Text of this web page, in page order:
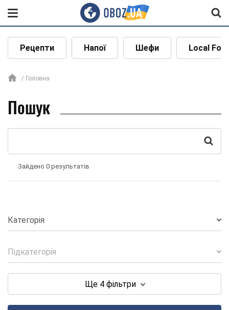
Рецепти Напої Шефи Local
Головна
Пошук
Зайдено 0 результатів
Категорія
Підкатегорія
Ще 4 фільтри